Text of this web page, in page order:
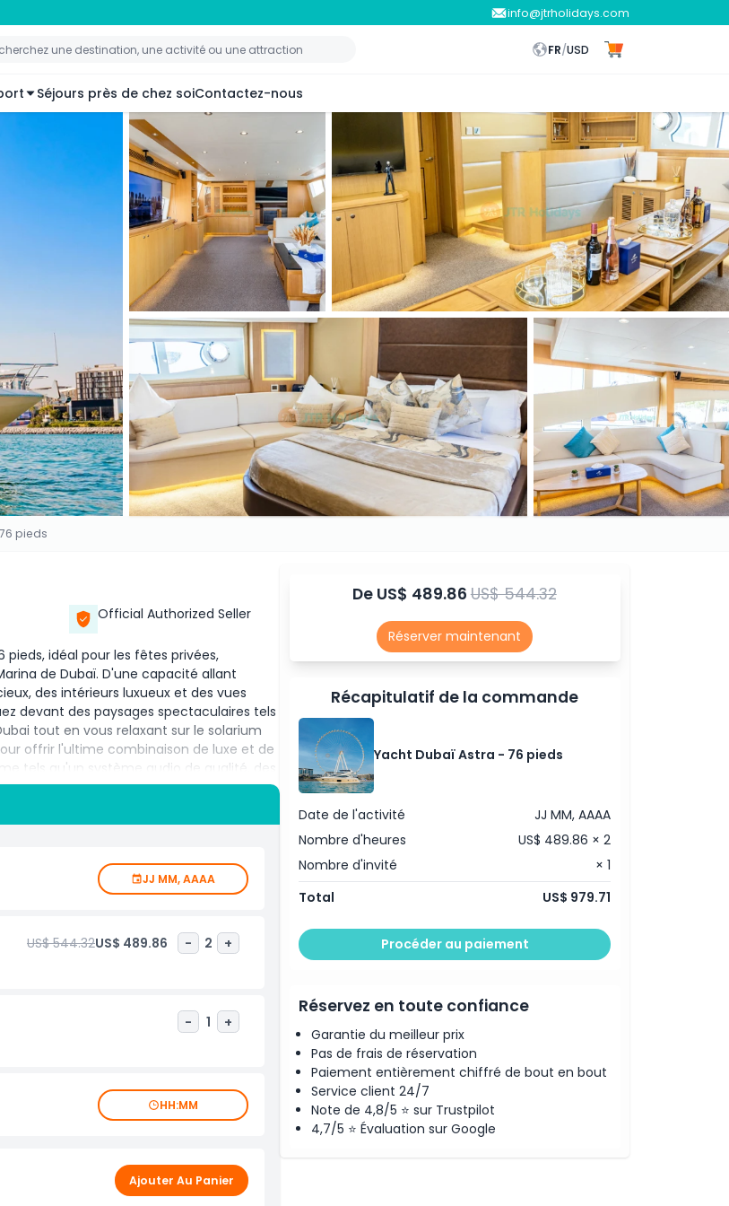
info@jtrholidays.com
FR/USD
Séjours près de chez soiContactez-nous
pieds
Official Authorized Seller
idéal pour les fêtes privées,
de Dubaï. D'une capacité allant
des intérieurs luxueux et des vues
devant des paysages spectaculaires tels
tout en vous relaxant sur le solarium
offrir l'ultime combinaison de luxe et de
tels qu'un système audio de qualité, des
et un équipage garantissent
personnaliser leur expérience
des en-cas gastronomiques et des
d'une croisière au coucher du soleil,
inoubliable sur le fond scintillant de la
JJ MM, AAAA
US$ 544.32US$ 489.86 - 2 +
- 1 +
HH:MM
Ajouter Au Panier
De US$ 489.86US$ 544.32
Réserver maintenant
Récapitulatif de la commande
Yacht Dubaï Astra - 76 pieds
Date de l'activité
JJ MM, AAAA
Nombre d'heures
US$ 489.86 × 2
Nombre d'invité
× 1
Total
US$ 979.71
Procéder au paiement
Réservez en toute confiance
Garantie du meilleur prix
Pas de frais de réservation
Paiement entièrement chiffré de bout en bout
Service client 24/7
Note de 4,8/5 ⭐ sur Trustpilot
4,7/5 ⭐ Évaluation sur Google